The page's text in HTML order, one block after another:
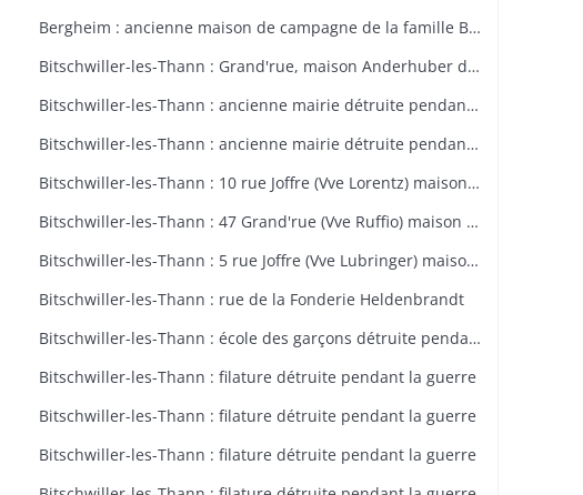
Bergheim : ancienne maison de campagne de la famille Bourste, actuellement hospice municipal
Bitschwiller-les-Thann : Grand'rue, maison Anderhuber détruite pendant la guerre
Bitschwiller-les-Thann : ancienne mairie détruite pendant la guerre
Bitschwiller-les-Thann : ancienne mairie détruite pendant la guerre
Bitschwiller-les-Thann : 10 rue Joffre (Vve Lorentz) maison détruite pendant la guerre
Bitschwiller-les-Thann : 47 Grand'rue (Vve Ruffio) maison détruite pendant la guerre
Bitschwiller-les-Thann : 5 rue Joffre (Vve Lubringer) maison détruite pendant la guerre
Bitschwiller-les-Thann : rue de la Fonderie Heldenbrandt
Bitschwiller-les-Thann : école des garçons détruite pendant la guerre
Bitschwiller-les-Thann : filature détruite pendant la guerre
Bitschwiller-les-Thann : filature détruite pendant la guerre
Bitschwiller-les-Thann : filature détruite pendant la guerre